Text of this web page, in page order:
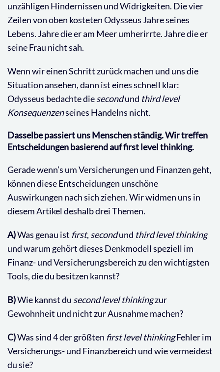
unzähligen Hindernissen und Widrigkeiten. Die vier
Zeilen von oben kosteten Odysseus Jahre seines
Lebens. Jahre die er am Meer umherirrte. Jahre die er
seine Frau nicht sah.
Wenn wir einen Schritt zurück machen und uns die
Situation ansehen, dann ist eines schnell klar:
Odysseus bedachte diesecondund thirdlevel
Konsequenzenseines Handelns nicht.
Dasselbe passiert uns Menschen ständig. Wir treffen
Entscheidungen basierend auf first level thinking.
Gerade wenn’s um Versicherungen und Finanzen geht,
können diese Entscheidungen unschöne
Auswirkungen nach sich ziehen. Wir widmen uns in
diesem Artikel deshalb drei Themen.
A)Was genau ist first, secondund third level thinking
und warum gehört dieses Denkmodell speziell im
Finanz- und Versicherungsbereich zu den wichtigsten
Tools, die du besitzen kannst?
B)Wie kannst du secondlevel thinkingzur
Gewohnheit und nicht zur Ausnahme machen?
C)Was sind 4 der größten first level thinkingFehler im
Versicherungs- und Finanzbereich und wie vermeidest
du sie?